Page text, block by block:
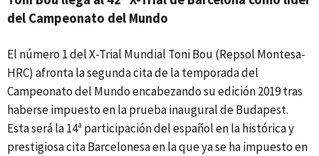
del Campeonato del Mundo
El número 1 del X-Trial Mundial Toni Bou (Repsol Montesa-
HRC) afronta la segunda cita de la temporada del
Campeonato del Mundo encabezando su edición 2019 tras
haberse impuesto en la prueba inaugural de Budapest.
Esta será la 14ª participación del español en la histórica y
prestigiosa cita Barcelonesa en la que ya se ha impuesto en